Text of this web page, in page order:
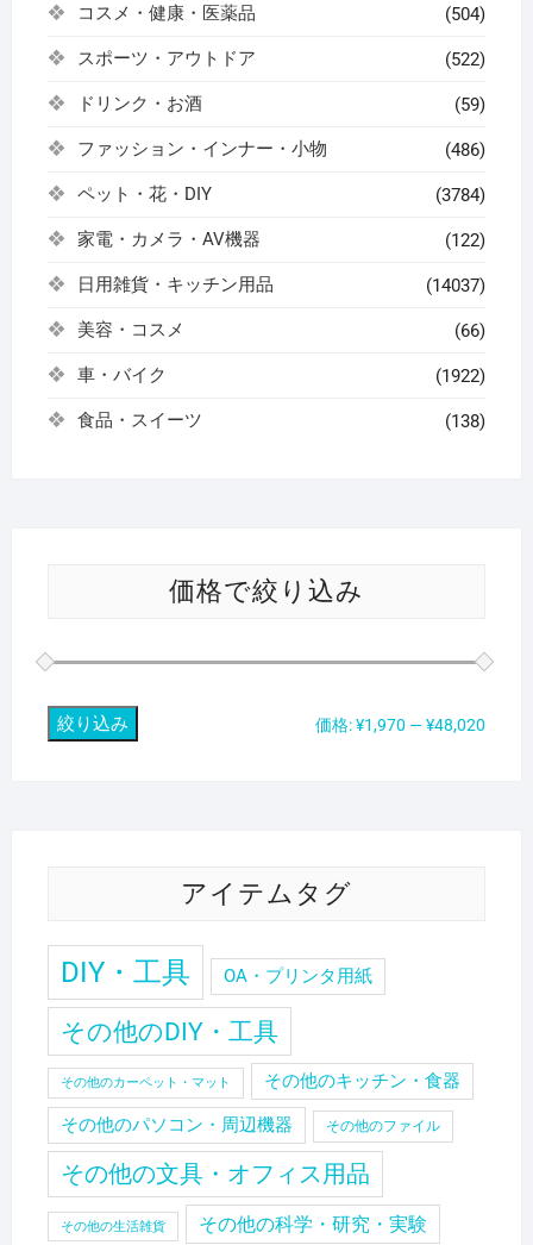
コスメ・健康・医薬品 (504)
スポーツ・アウトドア (522)
ドリンク・お酒 (59)
ファッション・インナー・小物 (486)
ペット・花・DIY (3784)
家電・カメラ・AV機器 (122)
日用雑貨・キッチン用品 (14037)
美容・コスメ (66)
車・バイク (1922)
食品・スイーツ (138)
価格で絞り込み
絞り込み 価格:¥1,970 —¥48,020
アイテムタグ
DIY・工具 OA・プリンタ用紙
その他のDIY・工具
その他のカーペット・マット その他のキッチン・食器
その他のパソコン・周辺機器 その他のファイル
その他の文具・オフィス用品
その他の生活雑貨 その他の科学・研究・実験